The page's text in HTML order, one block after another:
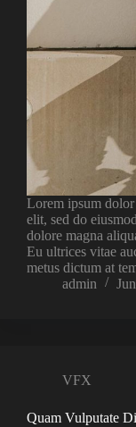
Lorem ipsum dolor
elit, sed do
dolore magna
Eu ultrices vitae
metus dictum at
admin
VFX
Quam Vulputate